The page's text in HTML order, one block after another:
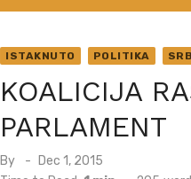
ISTAKNUTO POLITIKA
KOALICIJA
PARLAMENT
By
Posted
on
Dec 1, 2015